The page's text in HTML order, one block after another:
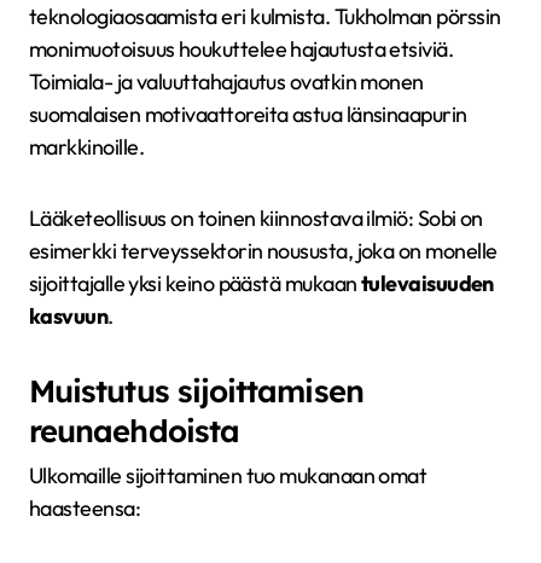
teknologiaosaamista eri kulmista. Tukholman pörssin
monimuotoisuus houkuttelee hajautusta etsiviä.
Toimiala- ja valuuttahajautus ovatkin monen
suomalaisen motivaattoreita astua länsinaapurin
markkinoille.
Lääketeollisuus on toinen kiinnostava ilmiö: Sobi on
esimerkki terveyssektorin noususta, joka on monelle
sijoittajalle yksi keino päästä mukaantulevaisuuden
kasvuun.
Muistutus sijoittamisen
reunaehdoista
Ulkomaille sijoittaminen tuo mukanaan omat
haasteensa: